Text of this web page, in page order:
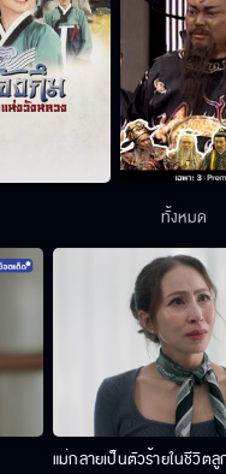
แม่กลายเป็นตัวร้ายในชีวิตลู
ทั้งหมด